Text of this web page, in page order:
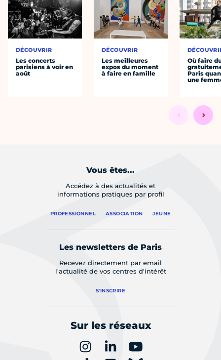
DÉCOUVRIR
Les concerts
parisiens à voir en
août
DÉCOUVRIR
Les meilleures
expos du moment
à faire en famille
Où faire
Paris
une
Vous êtes...
Accédez à des actualités et
informations pratiques par profil
PROFESSIONNEL ASSOCIATION JEUNE
Les newsletters de Paris
Recevez directement par email
l'actualité de vos centres d'intérêt
S'INSCRIRE
Sur les réseaux